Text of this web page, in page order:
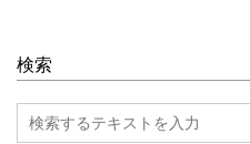
検索